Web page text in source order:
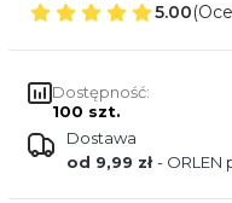
5.00
Dostępność:
100 szt.
Dostawa
od 9,99 zł- ORLEN